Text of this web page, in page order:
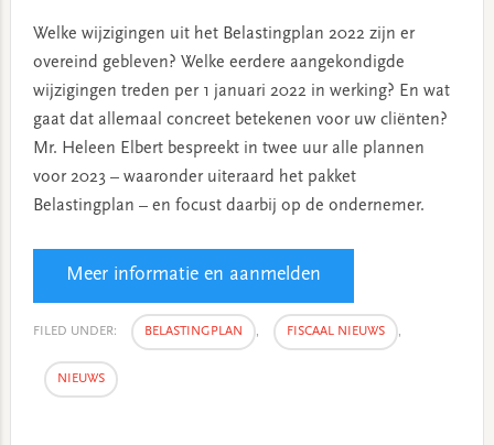
Welke wijzigingen uit het Belastingplan 2022 zijn er
overeind gebleven? Welke eerdere aangekondigde
wijzigingen treden per 1 januari 2022 in werking? En wat
gaat dat allemaal concreet betekenen voor uw cliënten?
Mr. Heleen Elbert bespreekt in twee uur alle plannen
voor 2023 – waaronder uiteraard het pakket
Belastingplan – en focust daarbij op de ondernemer.
Meer informatie en aanmelden
FILED UNDER: BELASTINGPLAN , FISCAAL NIEUWS ,
NIEUWS